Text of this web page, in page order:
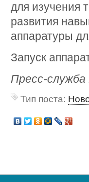
для изучения
развития
аппаратуры
Запуск
Пресс-
Тип поста: